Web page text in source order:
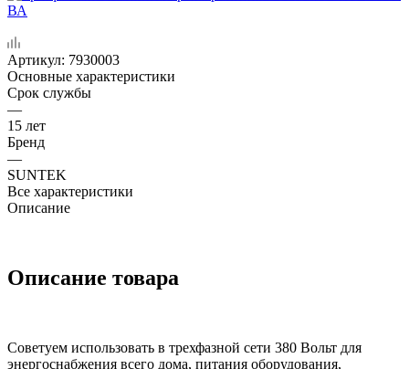
Артикул: 7930003
Основные характеристики
Срок службы
—
15 лет
Бренд
—
SUNTEK
Все характеристики
Описание
Описание товара
Советуем использовать в трехфазной сети 380 Вольт для
энергоснабжения всего дома, питания оборудования,